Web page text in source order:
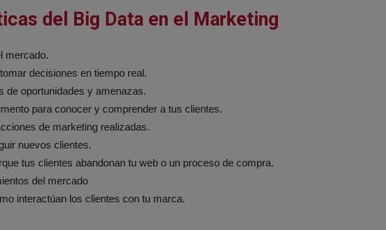
del Big Data en el Marketing
mercado.
decisiones en tiempo real.
de oportunidades y amenazas.
para conocer y comprender a tus clientes.
de marketing realizadas.
nuevos clientes.
tus clientes abandonan tu web o un proceso de compra.
del mercado
interactúan los clientes con tu marca.